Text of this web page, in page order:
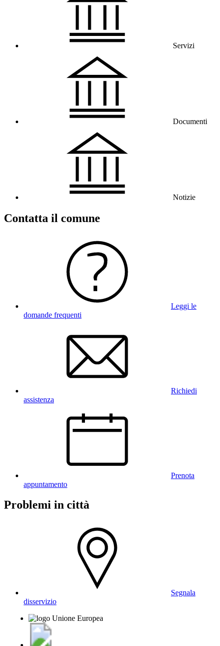
Servizi
Documenti
Notizie
Contatta il comune
Leggi le
domande frequenti
Richiedi
assistenza
Prenota
appuntamento
Problemi in città
Segnala
disservizio